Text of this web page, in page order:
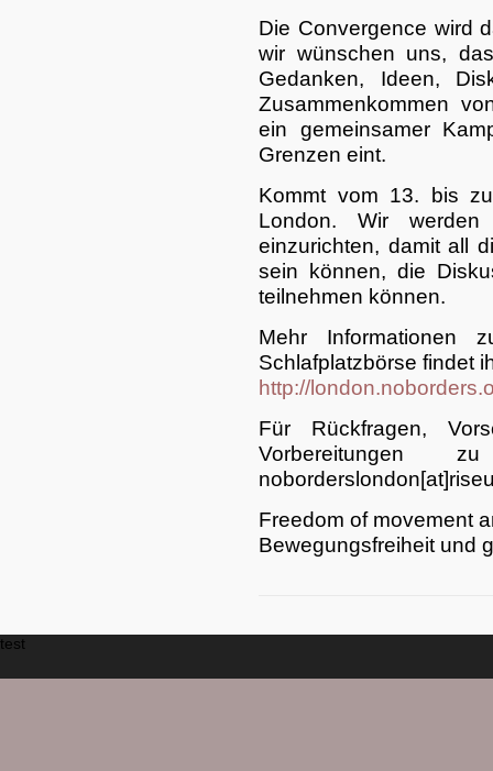
Die Convergence wird
wir wünschen uns,
Gedanken, Ideen,
Zusammenkommen
ein gemeinsamer
Grenzen eint.
Kommt vom 13. bis
London. Wir werden
einzurichten, damit all
sein können, die
teilnehmen können.
Mehr Informationen
Schlafplatzbörse findet
http://
Für Rückfragen,
Vorbereitungen
Freedom of movement
Bewegungsfreiheit und
test